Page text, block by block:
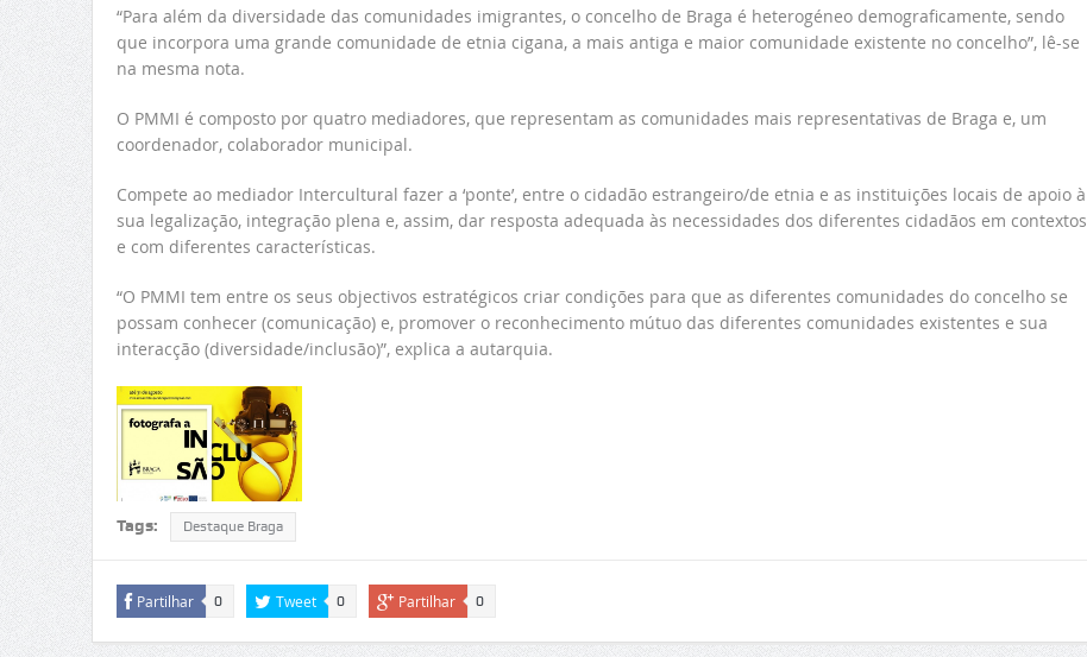
“Para além da diversidade das comunidades imigrantes, o concelho de Braga é heterogéneo demograficamente, sendo
que incorpora uma grande comunidade de etnia cigana, a mais antiga e maior comunidade existente no concelho”, lê-se
na mesma nota.
O PMMI é composto por quatro mediadores, que representam as comunidades mais representativas de Braga e, um
coordenador, colaborador municipal.
Compete ao mediador Intercultural fazer a ‘ponte’, entre o cidadão estrangeiro/de etnia e as instituições locais de apoio à
sua legalização, integração plena e, assim, dar resposta adequada às necessidades dos diferentes cidadãos em contextos
e com diferentes características.
“O PMMI tem entre os seus objectivos estratégicos criar condições para que as diferentes comunidades do concelho se
possam conhecer (comunicação) e, promover o reconhecimento mútuo das diferentes comunidades existentes e sua
interacção (diversidade/inclusão)”, explica a autarquia.
Tags: Destaque Braga
Partilhar 0 Tweet 0 Partilhar 0